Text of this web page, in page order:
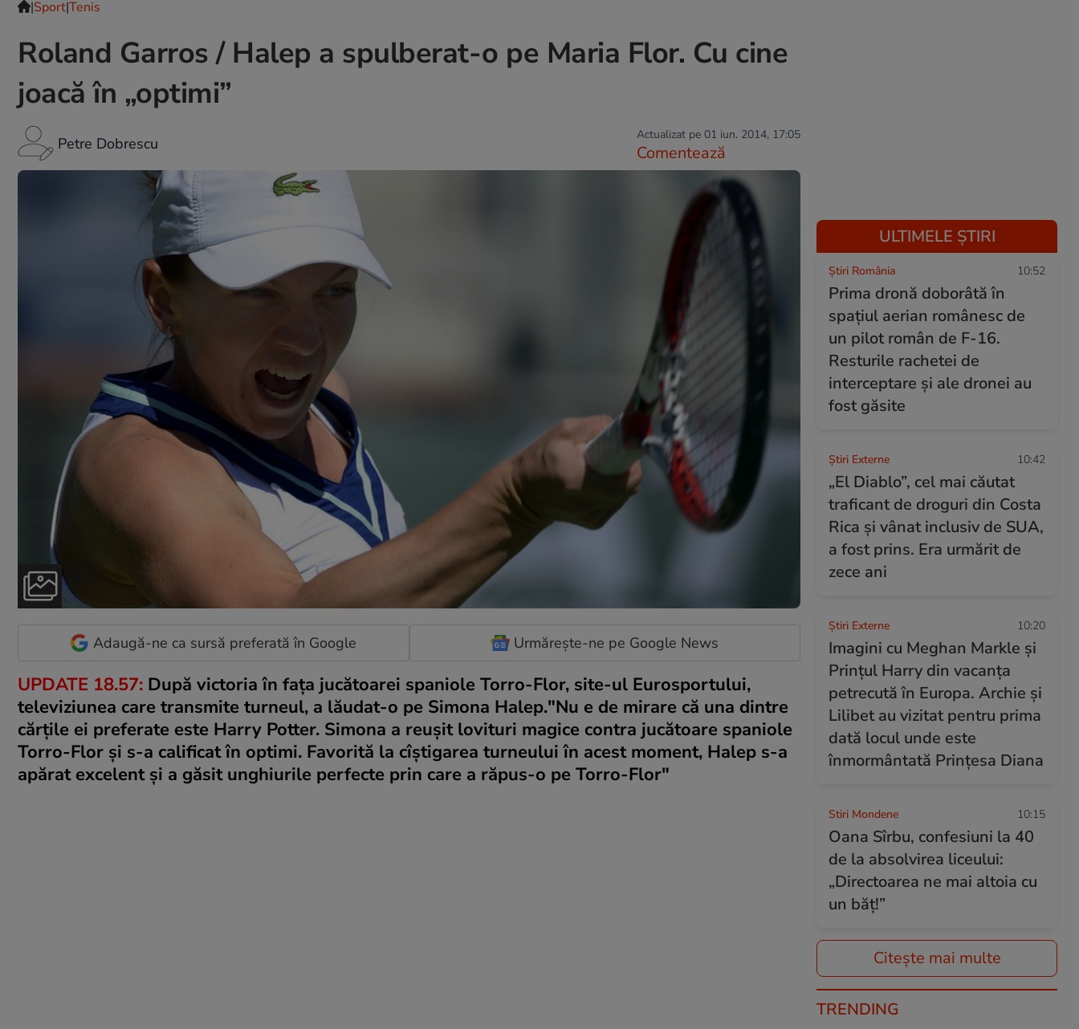
|Sport|Tenis
Roland Garros / Halep a spulberat-o pe Maria Flor. Cu cine
joacă în „optimi”
Petre Dobrescu Actualizat pe 01 iun. 2014, 17:05
Comentează
Adaugă-ne ca sursă preferată în Google Urmărește-ne pe Google News
UPDATE 18.57: După victoria în faţa jucătoarei spaniole Torro-Flor, site-ul Eurosportului,
televiziunea care transmite turneul, a lăudat-o pe Simona Halep."Nu e de mirare că una dintre
cărţile ei preferate este Harry Potter. Simona a reuşit lovituri magice contra jucătoare spaniole
Torro-Flor şi s-a calificat în optimi. Favorită la cîştigarea turneului în acest moment, Halep s-a
apărat excelent şi a găsit unghiurile perfecte prin care a răpus-o pe Torro-Flor"
ULTIMELE ȘTIRI
Știri România 10:52
Prima dronă doborâtă în
spațiul aerian românesc de
un pilot român de F-16.
Resturile rachetei de
interceptare și ale dronei au
fost găsite
Știri Externe 10:42
„El Diablo”, cel mai căutat
traficant de droguri din Costa
Rica și vânat inclusiv de SUA,
a fost prins. Era urmărit de
zece ani
Știri Externe 10:20
Imagini cu Meghan Markle și
Prințul Harry din vacanța
petrecută în Europa. Archie și
Lilibet au vizitat pentru prima
dată locul unde este
înmormântată Prințesa Diana
Stiri Mondene 10:15
Oana Sîrbu, confesiuni la 40
de la absolvirea liceului:
„Directoarea ne mai altoia cu
un băț!”
Citește mai multe
TRENDING